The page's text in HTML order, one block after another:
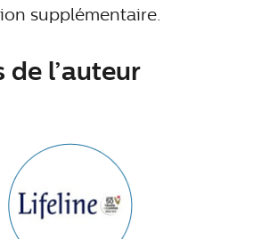
supplémentaire.
de l’auteur